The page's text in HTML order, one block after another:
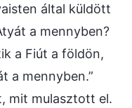
által küldött
a mennyben?
a Fiút a földön,
a mennyben.”
mit mulasztott el.